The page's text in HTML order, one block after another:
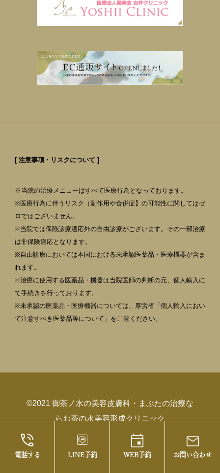
電話する LINE予約 WEB予約 お問い合わせ
[ 注意事項・リスクについて ]
※当院の治療メニューはすべて医療行為となっております。
※医療行為に伴うリスク（副作用や合併症】の可能性に関してはゼ
ロではございません。
※当院では保険診療適応外の自由診療がございます。その一部治療
は非保険適応となります。
※自由診療においては本国における未承認医薬品・医療機器が含ま
れます。
※治療に使用する医薬品・機器は当院医師の判断の元、個人輸入に
て手続きを行っております。
※未承認の医薬品・医療機器については、厚労省「個人輸入におい
て注意すべき医薬品等について」をご覧ください。
©2021 御茶ノ水の美容皮膚科・まぶたの治療な
らお茶の水美容形成クリニック